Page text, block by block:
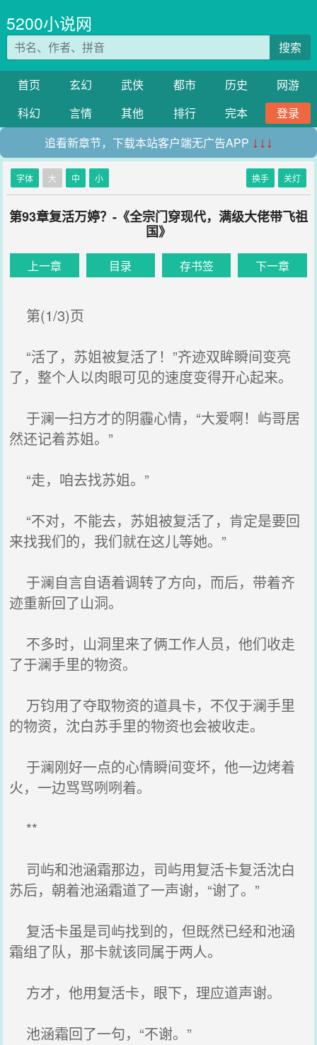
5200小说网
搜索
首页 玄幻 武侠 都市 历史
网游
科幻
言情 其他 排行 完本
登录
追看新章节，下载本站客户端无广告APP ↓↓↓
字体 大 中 小 换手 关灯
第93章复活万婷？-《全宗门穿现代，满级大佬带飞祖
国》
上一章 目录 存书签 下一章
第(1/3)页
“活了，苏姐被复活了！”齐迹双眸瞬间变亮
了，整个人以肉眼可见的速度变得开心起来。
于澜一扫方才的阴霾心情，“大爱啊！屿哥居
然还记着苏姐。”
“走，咱去找苏姐。”
“不对，不能去，苏姐被复活了，肯定是要回
来找我们的，我们就在这儿等她。”
于澜自言自语着调转了方向，而后，带着齐
迹重新回了山洞。
不多时，山洞里来了俩工作人员，他们收走
了于澜手里的物资。
万钧用了夺取物资的道具卡，不仅于澜手里
的物资，沈白苏手里的物资也会被收走。
于澜刚好一点的心情瞬间变坏，他一边烤着
火，一边骂骂咧咧着。
**
司屿和池涵霜那边，司屿用复活卡复活沈白
苏后，朝着池涵霜道了一声谢，“谢了。”
复活卡虽是司屿找到的，但既然已经和池涵
霜组了队，那卡就该同属于两人。
方才，他用复活卡，眼下，理应道声谢。
池涵霜回了一句，“不谢。”